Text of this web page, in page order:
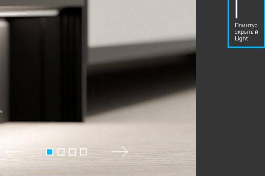
Плинтус
скрытый
Light
+7 495 662 87 32
Белорусская